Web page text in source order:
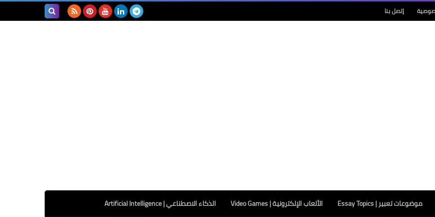
إتصل بنا
موضوعات تعبير | Essay Topics الألعاب الإلكترونية | Video Games الذكاء الاصطناعي | Artificial Intelligence